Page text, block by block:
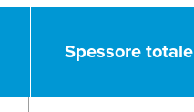
Spessore totale
Spessore totale